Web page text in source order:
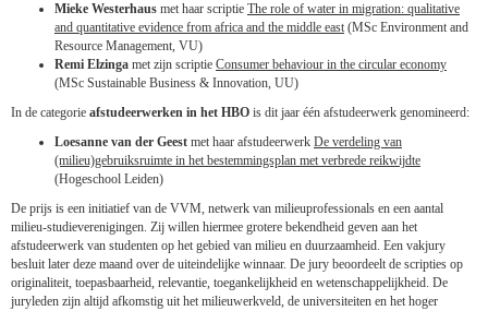
Mieke Westerhaus met haar scriptie The role of water in migration: qualitative
and quantitative evidence from africa and the middle east (MSc Environment and
Resource Management, VU)
Remi Elzinga met zijn scriptie Consumer behaviour in the circular economy
(MSc Sustainable Business & Innovation, UU)
In de categorie afstudeerwerken in het HBO is dit jaar één afstudeerwerk genomineerd:
Loesanne van der Geest met haar afstudeerwerk De verdeling van
(milieu)gebruiksruimte in het bestemmingsplan met verbrede reikwijdte
(Hogeschool Leiden)
De prijs is een initiatief van de VVM, netwerk van milieuprofessionals en een aantal
milieu-studieverenigingen. Zij willen hiermee grotere bekendheid geven aan het
afstudeerwerk van studenten op het gebied van milieu en duurzaamheid. Een vakjury
besluit later deze maand over de uiteindelijke winnaar. De jury beoordeelt de scripties op
originaliteit, toepasbaarheid, relevantie, toegankelijkheid en wetenschappelijkheid. De
juryleden zijn altijd afkomstig uit het milieuwerkveld, de universiteiten en het hoger